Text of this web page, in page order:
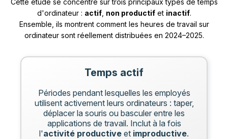
Cette étude se concentre sur trois principaux types de temps
d'ordinateur : actif, non productifet inactif.
Ensemble, ils montrent comment les heures de travail sur
ordinateur sont réellement distribuées en 2024–2025.
Temps actif
Périodes pendant lesquelles les employés
utilisent activement leurs ordinateurs : taper,
déplacer la souris ou basculer entre les
applications de travail. Inclut à la fois
l'activité productive et improductive.